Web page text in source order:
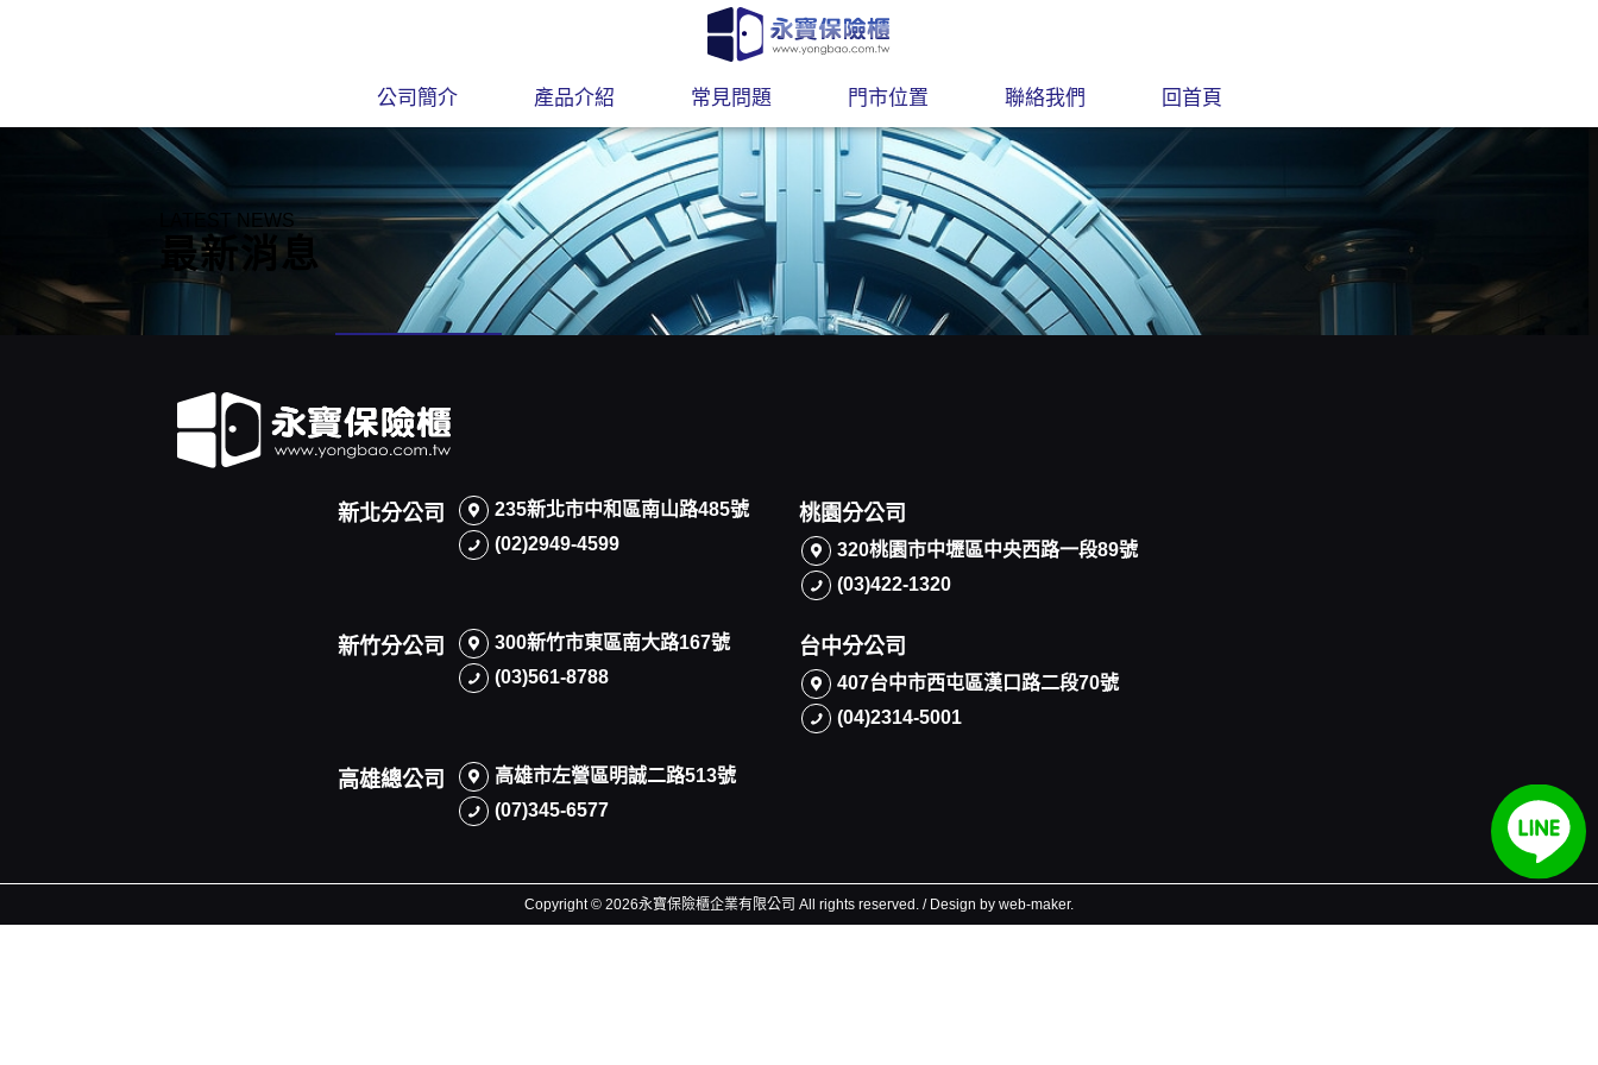
公司簡介 產品介紹 常見問題 門市位置 聯絡我們 回首頁
LATEST NEWS
最新消息
新北分公司
235新北市中和區南山路485號
(02)2949-4599
桃園分公司
320桃園市中壢區中央西路一段89號
(03)422-1320
新竹分公司
300新竹市東區南大路167號
(03)561-8788
台中分公司
407台中市西屯區漢口路二段70號
(04)2314-5001
高雄總公司
高雄市左營區明誠二路513號
(07)345-6577
Copyright © 2026永寶保險櫃企業有限公司 All rights reserved. / Design by web-maker.